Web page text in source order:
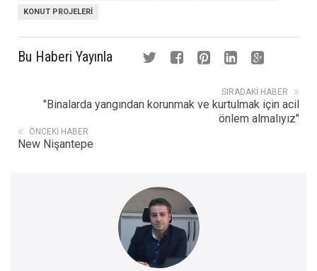
KONUT PROJELERI
Bu Haberi Yayınla
SIRADAKI HABER
"Binalarda yangından korunmak ve kurtulmak için acil
önlem almalıyız"
ÖNCEKI HABER
New Nişantepe